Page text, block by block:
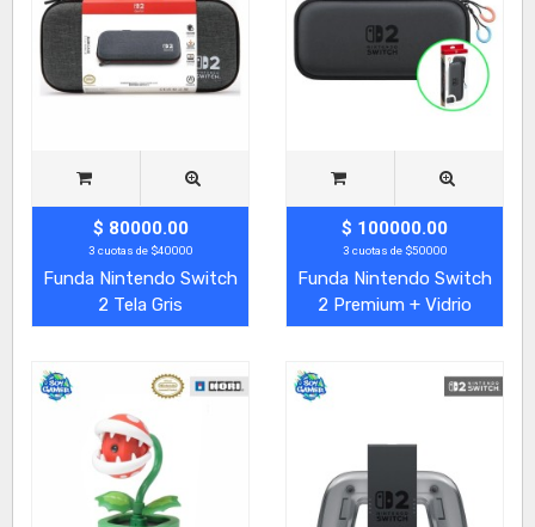
$ 80000.00
3 cuotas de $40000
Funda Nintendo Switch
2 Tela Gris
$ 100000.00
3 cuotas de $50000
Funda Nintendo Switch
2 Premium + Vidrio